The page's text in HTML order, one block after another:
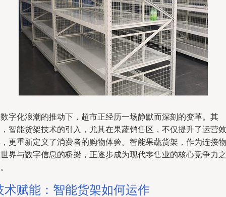
字化浪潮的推动下，超市正经历一场静默而深刻的变革。其
智能货架技术的引入，尤其在果蔬销售区，不仅提升了运营效
更重新定义了消费者的购物体验。智能果蔬货架，作为连接物
界与数字信息的桥梁，正逐步成为现代零售业的核心竞争力之
术赋能：智能货架如何运作